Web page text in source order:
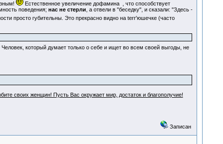
Естественное увеличение дофамина
, что способствует
поведения; нас не стерли , а отвели в "беседку", и сказали: "Здесь -
просто губительны. Это прекрасно видно на terr'юшечке (часто
который думает только о себе и ищет во всем своей выгоды, не
своих женщин! Пусть Вас окружает мир, достаток и благополучие!
Записан